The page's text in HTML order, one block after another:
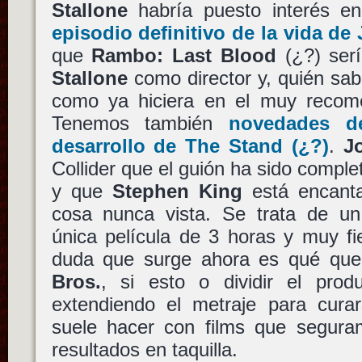
Stallonehabría puesto interés
episodio definitivo de la vida de
que Rambo: Last Blood (¿?)
Stallonecomo director y, quién
como ya hiciera en el muy
Tenemos también novedades
desarrollo deThe Stand (¿?).
Collider que el guión ha sido
y que Stephen King está
cosa nunca vista. Se trata de
única película de 3 horas y muy
duda que surge ahora es qué
Bros., si esto o dividir el
extendiendo el metraje para
suele hacer con films que
resultados en taquilla.